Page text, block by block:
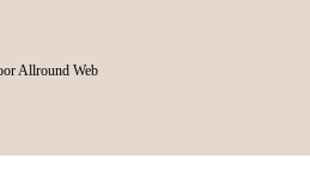
Allround Web